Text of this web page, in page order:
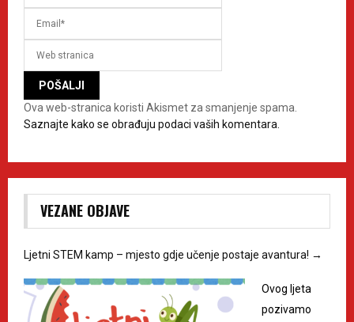
Ova web-stranica koristi Akismet za smanjenje spama.
Saznajte kako se obrađuju podaci vaših komentara.
VEZANE OBJAVE
Ljetni STEM kamp – mjesto gdje učenje postaje avantura! →
Ovog ljeta
pozivamo